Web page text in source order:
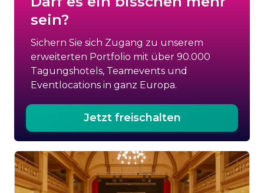
sein?
Sichern Sie sich Zugang zu unserem
erweiterten Portfolio mit über 90.000
Tagungshotels, Teamevents und
Eventlocations in ganz Europa.
Jetzt freischalten